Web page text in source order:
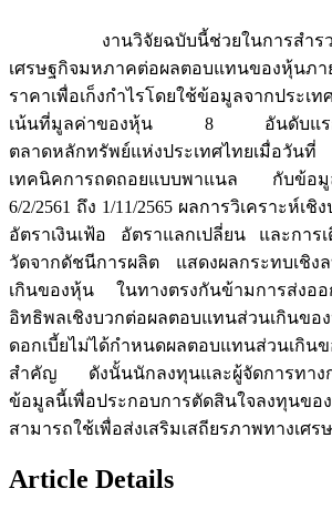
งานวิจัยฉบับนี้ช่วยในการสำรวจ
เศรษฐกิจมหภาคต่อผลตอบแทนของหุ้นภ
ราคาเพื่อเก็งกำไรโดยใช้ข้อมูลจากประ
เน้นที่มูลค่าของหุ้น 8 อันดับแรกป
ตลาดหลักทรัพย์แห่งประเทศไทยเมื่อวัน
เทคนิคการถดถอยแบบพาแนล กับข้อมูล
6/2/2561 ถึง 1/11/2565 ผลการวิเคราะห์เชิ
อัตราเงินเฟ้อ อัตราแลกเปลี่ยน และการ
วัดจากดัชนีการผลิต แสดงผลกระทบเชิง
เกินของหุ้น ในทางตรงกันข้ามการส่งออ
อิทธิพลเชิงบวกต่อผลตอบแทนส่วนเกินข
ดอกเบี้ยไม่ได้กำหนดผลตอบแทนส่วนเกิน
สำคัญ ดังนั้นนักลงทุนและผู้จัดการทางก
ข้อมูลนี้เพื่อประกอบการตัดสินใจลงทุ
สามารถใช้เพื่อส่งเสริมเสถียรภาพทางเศร
Article Details